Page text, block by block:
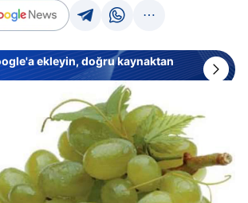
ekleyin, doğru kaynaktan